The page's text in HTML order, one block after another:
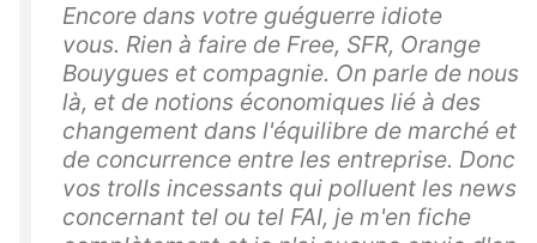
Encore dans votre guéguerre idiote
vous. Rien à faire de Free, SFR, Orange
Bouygues et compagnie. On parle de nous
là, et de notions économiques lié à des
changement dans l'équilibre de marché et
de concurrence entre les entreprise. Donc
vos trolls incessants qui polluent les news
concernant tel ou tel FAI, je m'en fiche